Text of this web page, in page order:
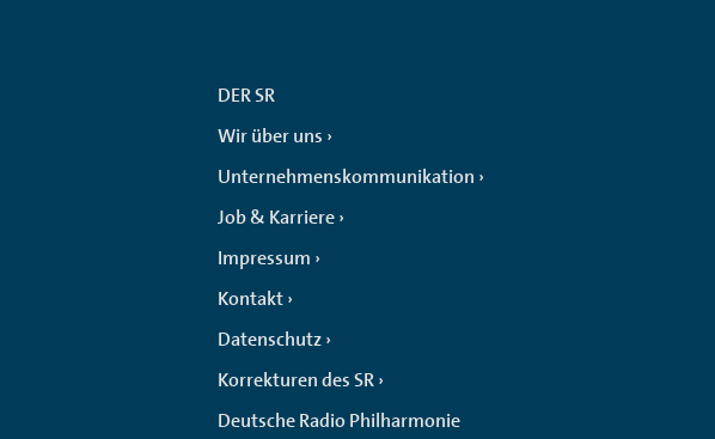
DER SR
Wir über uns
Unternehmenskommunikation
Job & Karriere
Impressum
Kontakt
Datenschutz
Korrekturen des SR
Deutsche Radio Philharmonie